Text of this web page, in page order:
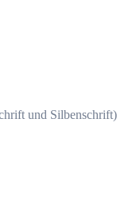
und Silbenschrift)